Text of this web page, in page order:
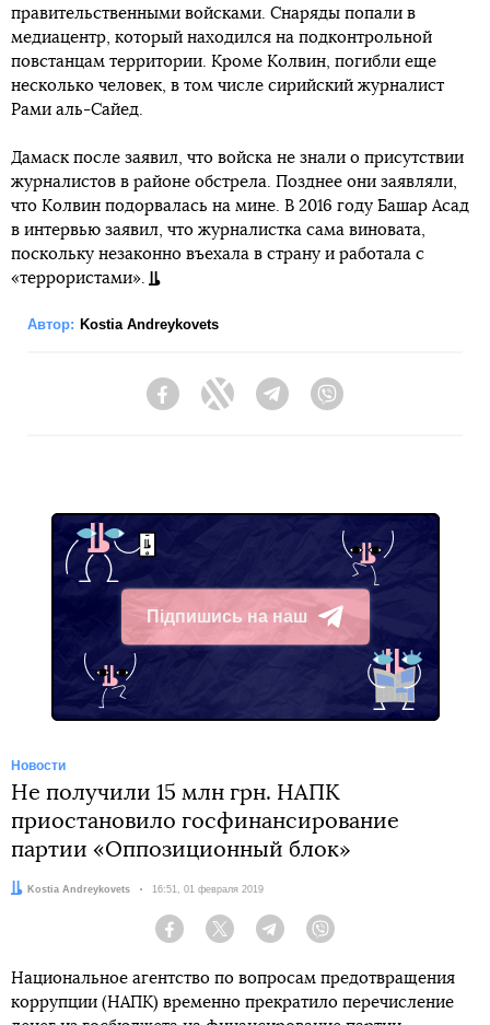
правительственными войсками. Снаряды попали в
медиацентр, который находился на подконтрольной
повстанцам территории. Кроме Колвин, погибли еще
несколько человек, в том числе сирийский журналист
Рами аль-Сайед.
Дамаск после заявил, что войска не знали о присутствии
журналистов в районе обстрела. Позднее они заявляли,
что Колвин подорвалась на мине. В 2016 году Башар Асад
в интервью заявил, что журналистка сама виновата,
поскольку незаконно въехала в страну и работала с
«террористами».
Автор: Kostia Andreykovets
FacebookTwitter Telegram
Підпишись на наш
Telegram
Новости
Не получили 15 млн грн. НАПК
приостановило госфинансирование
партии «Оппозиционный блок»
Автор:Kostia Andreykovets Дата:
16:51, 01 февраля 2019
Facebook Twitter Telegram
Национальное агентство по вопросам предотвращения
коррупции (НАПК) временно прекратило перечисление